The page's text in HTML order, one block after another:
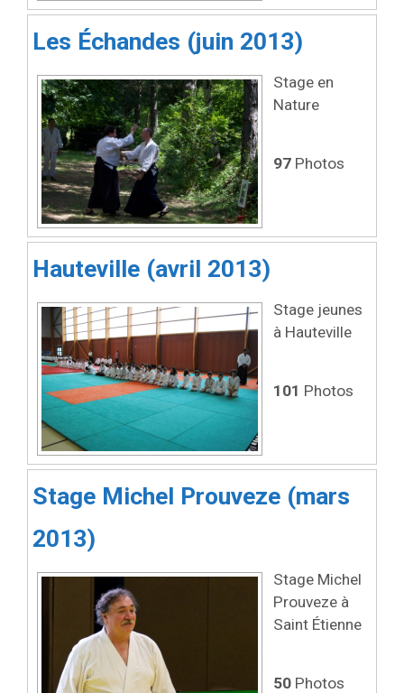
Les Échandes (juin 2013)
Stage en
Nature
97 Photos
Hauteville (avril 2013)
Stage jeunes
à Hauteville
101 Photos
Stage Michel Prouveze (mars
2013)
Stage Michel
Prouveze à
Saint Étienne
50 Photos